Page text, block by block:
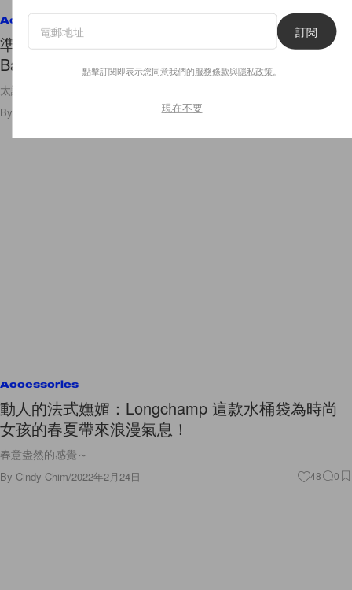
Accessories
準備搶購出擊：Jacquemus 全新推出大尺寸 Le
Bambino 包！
太讓人心動了吧💛✨✨
By
Accessories
動人的法式嫵媚：Longchamp 這款水桶袋為時尚
女孩的春夏帶來浪漫氣息！
春意盎然的感覺～
By Cindy Chim/2022年2月24日 48 0
訂閱
點擊訂閱即表示您同意我們的服務條款與隱私政策
現在不要